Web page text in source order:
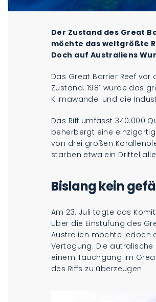
Der Zustand des Great
möchte das weltgrößte
Doch auf Australiens
Das Great Barrier Reef
Zustand. 1981 wurde das
Klimawandel und die
Das Riff umfasst 340.000
beherbergt eine
von drei großen
starben etwa ein Drittel
Bislang kein
Am 23. Juli tagte das
über die Einstufung des
Australien möchte jedoch
Vertagung. Die autralische
einem Tauchgang im
des Riffs zu überzeugen.